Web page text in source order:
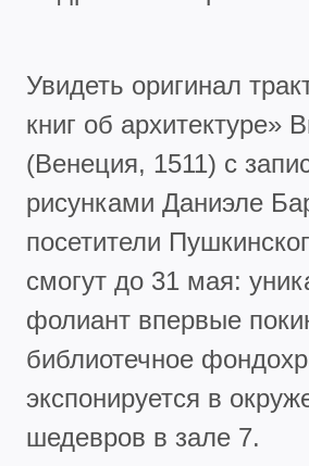
Увидеть оригинал
книг об архитектуре»
(Венеция, 1511) с
рисунками Даниэле
посетители
смогут до 31 мая:
фолиант впервые
библиотечное
экспонируется в
шедевров в зале 7.